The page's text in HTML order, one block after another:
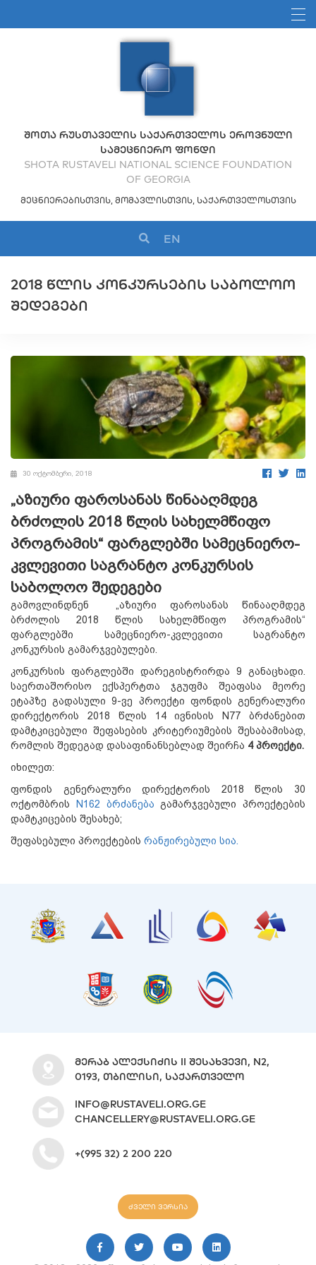
ᲨᲝᲗᲐ ᲠᲣᲡᲗᲐᲕᲔᲚᲘᲡ ᲡᲐᲥᲐᲠᲗᲕᲔᲚᲝᲡ ᲔᲠᲝᲕᲜᲣᲚᲘ
ᲡᲐᲛᲔᲪᲜᲘᲔᲠᲝ ᲤᲝᲜᲓᲘ
SHOTA RUSTAVELI NATIONAL SCIENCE FOUNDATION
OF GEORGIA
ᲛᲔᲪᲜᲘᲔᲠᲔᲑᲘᲡᲗᲕᲘᲡ, ᲛᲝᲛᲐᲕᲚᲘᲡᲗᲕᲘᲡ, ᲡᲐᲥᲐᲠᲗᲕᲔᲚᲝᲡᲗᲕᲘᲡ
EN
2018 ᲬᲚᲘᲡ ᲙᲝᲜᲙᲣᲠᲡᲔᲑᲘᲡ ᲡᲐᲑᲝᲚᲝᲝ
ᲨᲔᲓᲔᲒᲔᲑᲘ
30 ოქტომბერი, 2018
„აზიური ფაროსანას წინააღმდეგ
ბრძოლის 2018 წლის სახელმწიფო
პროგრამის“ ფარგლებში სამეცნიერო-
კვლევითი საგრანტო კონკურსის
საბოლოო შედეგები
გამოვლინდნენ „აზიური ფაროსანას წინააღმდეგ
ბრძოლის 2018 წლის სახელმწიფო პროგრამის“
ფარგლებში სამეცნიერო-კვლევითი საგრანტო
კონკურსის გამარჯვებულები.
კონკურსის ფარგლებში დარეგისტრირდა 9 განაცხადი.
საერთაშორისო ექსპერტთა ჯგუფმა შეაფასა მეორე
ეტაპზე გადასული 9-ვე პროექტი ფონდის გენერალური
დირექტორის 2018 წლის 14 ივნისის N77 ბრძანებით
დამტკიცებული შეფასების კრიტერიუმების შესაბამისად,
რომლის შედეგად დასაფინანსებლად შეირჩა 4 პროექტი.
იხილეთ:
ფონდის გენერალური დირექტორის 2018 წლის 30
ოქტომბრის
N162 ბრძანება გამარჯვებული პროექტების
დამტკიცების შესახებ;
შეფასებული პროექტების რანჟირებული სია.
ᲛᲔᲠᲐᲑ ᲐᲚᲔᲥᲡᲘᲫᲘᲡ II ᲨᲔᲡᲐᲮᲕᲔᲕᲘ, N2,
0193, ᲗᲑᲘᲚᲘᲡᲘ, ᲡᲐᲥᲐᲠᲗᲕᲔᲚᲝ
INFO@RUSTAVELI.ORG.GE
CHANCELLERY@RUSTAVELI.ORG.GE
+(995 32) 2 200 220
ძველი ვერსია